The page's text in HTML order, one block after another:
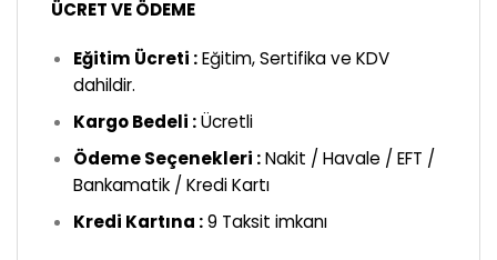
ÜCRET VE ÖDEME
Eğitim Ücreti :Eğitim, Sertifika ve KDV
dahildir.
Kargo Bedeli :Ücretli
Ödeme Seçenekleri :Nakit / Havale / EFT /
Bankamatik / Kredi Kartı
Kredi Kartına :9 Taksit imkanı